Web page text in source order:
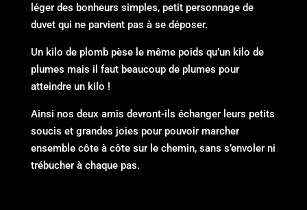
léger des bonheurs simples, petit personnage de
duvet qui ne parvient pas à se déposer.
Un kilo de plomb pèse le même poids qu’un kilo de
plumes mais il faut beaucoup de plumes pour
atteindre un kilo !
Ainsi nos deux amis devront-ils échanger leurs petits
soucis et grandes joies pour pouvoir marcher
ensemble côte à côte sur le chemin, sans s’envoler ni
trébucher à chaque pas.